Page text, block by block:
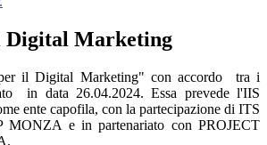
Digital Marketing
il Digital Marketing" con accordo tra i
in data 26.04.2024. Essa prevede l'IIS
ente capofila, con la partecipazione di ITS
MONZA e in partenariato con PROJECT